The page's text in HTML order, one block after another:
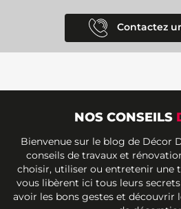
Contactez
NOS CONSEILS
Bienvenue sur le blog de Décor
conseils de travaux et
choisir, utiliser ou entretenir une
vous libèrent ici tous leurs
avoir les bons gestes et découvrir